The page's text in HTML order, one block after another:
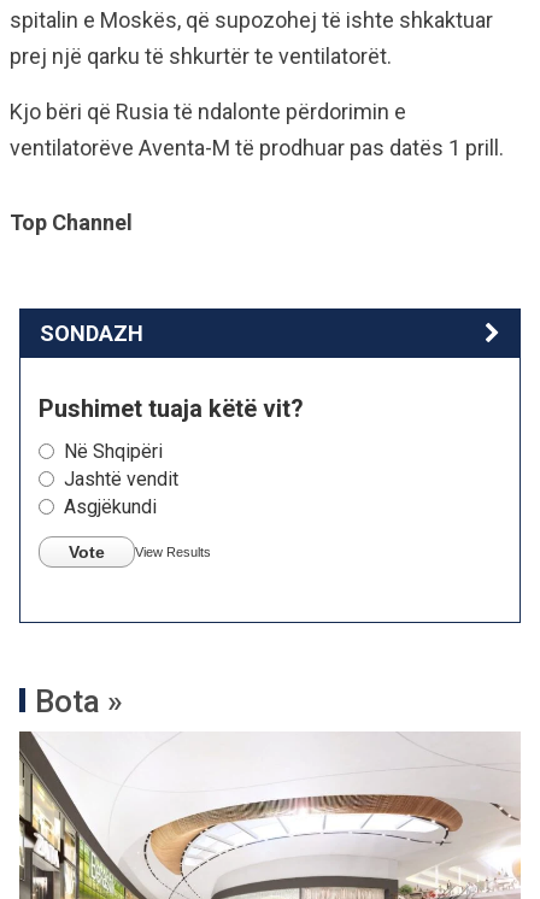
spitalin e Moskës, që supozohej të ishte shkaktuar
prej një qarku të shkurtër te ventilatorët.
Kjo bëri që Rusia të ndalonte përdorimin e
ventilatorëve Aventa-M të prodhuar pas datës 1 prill.
Top Channel
SONDAZH
Pushimet tuaja këtë vit?
Në Shqipëri
Jashtë vendit
Asgjëkundi
Vote View Results
Bota »